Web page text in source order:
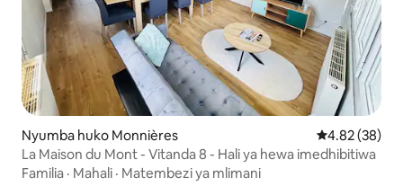
Nyumba huko Monnières Ukadiriaji wa
4.82 (38)
La Maison du Mont - Vitanda 8 - Hali ya hewa imedhibitiwa
Familia · Mahali · Matembezi ya mlimani